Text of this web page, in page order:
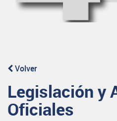
Volver
Legislación y
Oficiales